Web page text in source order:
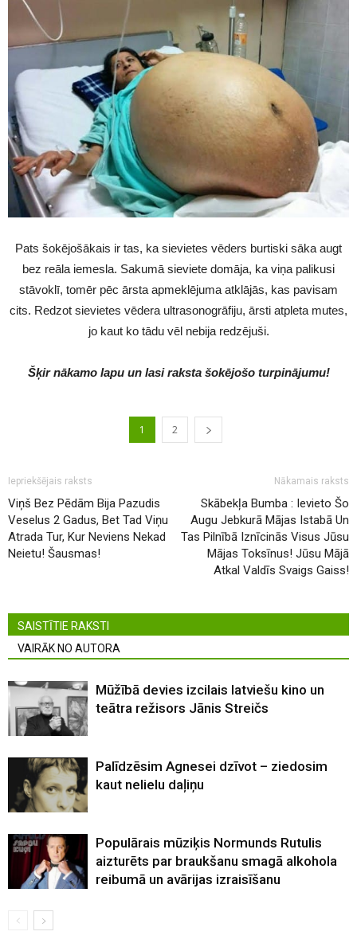
Pats šokējošākais ir tas, ka sievietes vēders burtiski sāka augt
bez reāla iemesla. Sakumā sieviete domāja, ka viņa palikusi
stāvoklī, tomēr pēc ārsta apmeklējuma atklājās, kas pavisam
cits. Redzot sievietes vēdera ultrasonogrāfiju, ārsti atpleta mutes,
jo kaut ko tādu vēl nebija redzējuši.
Šķir nākamo lapu un lasi raksta šokējošo turpinājumu!
1 2
Iepriekšējais raksts
Viņš Bez Pēdām Bija Pazudis
Veselus 2 Gadus, Bet Tad Viņu
Atrada Tur, Kur Neviens Nekad
Neietu! Šausmas!
Nākamais raksts
Skābekļa Bumba : Ievieto Šo
Augu Jebkurā Mājas Istabā Un
Tas Pilnībā Iznīcinās Visus Jūsu
Mājas Toksīnus! Jūsu Mājā
Atkal Valdīs Svaigs Gaiss!
SAISTĪTIE RAKSTI
VAIRĀK NO AUTORA
Mūžībā devies izcilais latviešu kino un
teātra režisors Jānis Streičs
Palīdzēsim Agnesei dzīvot – ziedosim
kaut nelielu daļiņu
Populārais mūziķis Normunds Rutulis
aizturēts par braukšanu smagā alkohola
reibumā un avārijas izraisīšanu